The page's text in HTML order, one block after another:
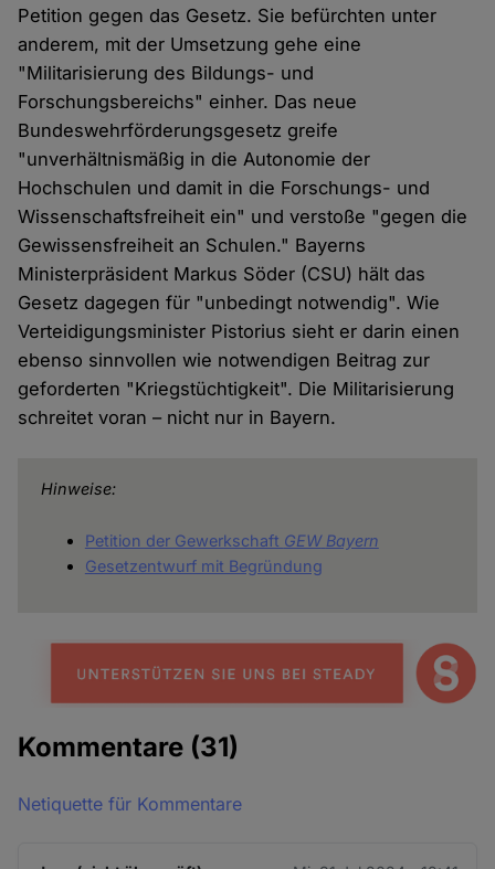
Petition gegen das Gesetz. Sie befürchten unter
anderem, mit der Umsetzung gehe eine
"Militarisierung des Bildungs- und
Forschungsbereichs" einher. Das neue
Bundeswehrförderungsgesetz greife
"unverhältnismäßig in die Autonomie der
Hochschulen und damit in die Forschungs- und
Wissenschaftsfreiheit ein" und verstoße "gegen die
Gewissensfreiheit an Schulen." Bayerns
Ministerpräsident Markus Söder (CSU) hält das
Gesetz dagegen für "unbedingt notwendig". Wie
Verteidigungsminister Pistorius sieht er darin einen
ebenso sinnvollen wie notwendigen Beitrag zur
geforderten "Kriegstüchtigkeit". Die Militarisierung
schreitet voran – nicht nur in Bayern.
Hinweise:
Petition der Gewerkschaft GEW Bayern
Gesetzentwurf mit Begründung
Kommentare (31)
Netiquette für Kommentare